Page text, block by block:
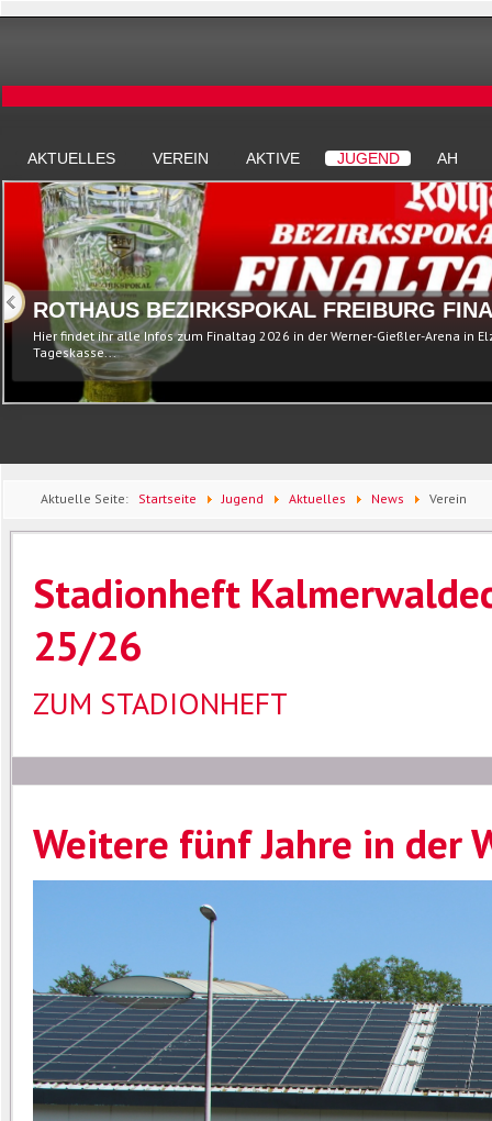
AKTUELLES VEREIN AKTIVE JUGEND AH
ROTHAUS BEZIRKSPOKAL FREIBURG
Hier findet ihr alle Infos zum Finaltag 2026 in der Werner-Gießler-Arena in
Tageskasse...
Aktuelle Seite: Startseite Jugend Aktuelles News Verein
Stadionheft
25/26
ZUM STADIONHEFT
Weitere fünf Jahre in der